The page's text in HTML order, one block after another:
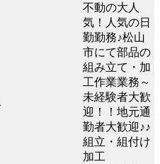
不動の大人
気！人気の日
勤勤務♪松山
市にて部品の
組み立て・加
工作業業務～
未経験者大歓
迎！！地元通
勤者大歓迎♪♪
組立・組付け
加工